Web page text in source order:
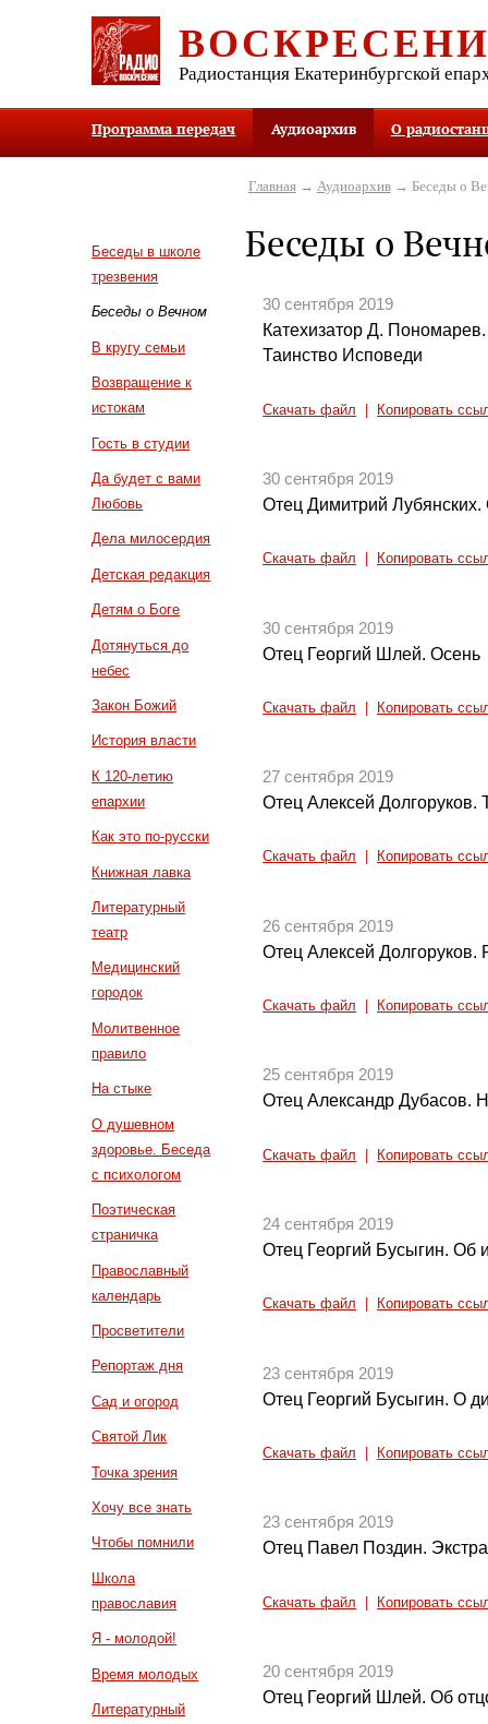
Радиостанция Екатеринбургской
Программа передач Аудиоархив О
Беседы в школе
трезвения
Беседы о Вечном
В кругу семьи
Возвращение к
истокам
Гость в студии
Да будет с вами
Любовь
Дела милосердия
Детская редакция
Детям о Боге
Дотянуться до
небес
Закон Божий
История власти
К 120-летию
епархии
Как это по-русски
Книжная лавка
Литературный
театр
Медицинский
городок
Молитвенное
правило
На стыке
О душевном
здоровье. Беседа
с психологом
Поэтическая
страничка
Православный
календарь
Просветители
Репортаж дня
Сад и огород
Святой Лик
Точка зрения
Хочу все знать
Чтобы помнили
Школа
православия
Я - молодой!
Время молодых
Литературный
Главная→ Аудиоархив→ Беседы о
Беседы о
30 сентября 2019
Катехизатор Д.
Таинство Исповеди
Скачать файл Копировать
30 сентября 2019
Отец Димитрий
Скачать файл Копировать
30 сентября 2019
Отец Георгий Шлей. Осень
Скачать файл Копировать
27 сентября 2019
Отец Алексей Долгоруков.
Скачать файл Копировать
26 сентября 2019
Отец Алексей Долгоруков.
Скачать файл Копировать
25 сентября 2019
Отец Александр Дубасов.
Скачать файл Копировать
24 сентября 2019
Отец Георгий Бусыгин. Об
Скачать файл Копировать
23 сентября 2019
Отец Георгий Бусыгин. О
Скачать файл Копировать
23 сентября 2019
Отец Павел Поздин.
Скачать файл Копировать
20 сентября 2019
Отец Георгий Шлей. Об